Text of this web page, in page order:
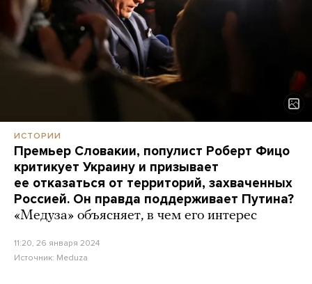
ИСТОРИИ
Премьер Словакии, популист Роберт Фицо
критикует Украину и призывает
ее отказаться от территорий, захваченных
Россией. Он правда поддерживает Путина?
«Медуза» объясняет, в чем его интерес
11:20, 26 января 2024
Источник: Meduza